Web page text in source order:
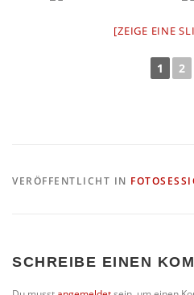
[ZEIGE EINE
1 2
VERÖFFENTLICHT IN
SCHREIBE EINEN